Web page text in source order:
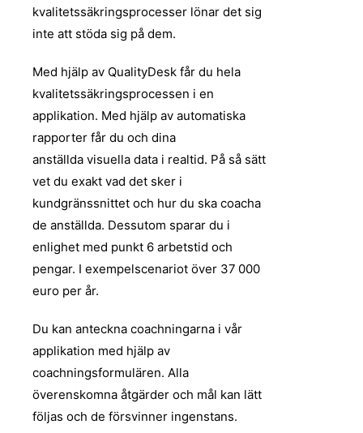
kvalitetssäkringsprocesser lönar det sig
inte att stöda sig på dem.
Med hjälp av QualityDesk får du hela
kvalitetssäkringsprocessen i en
applikation. Med hjälp av automatiska
rapporter får du och dina
anställda visuella data i realtid. På så sätt
vet du exakt vad det sker i
kundgränssnittet och hur du ska coacha
de anställda. Dessutom sparar du i
enlighet med punkt 6 arbetstid och
pengar. I exempelscenariot över 37 000
euro per år.
Du kan anteckna coachningarna i vår
applikation med hjälp av
coachningsformulären. Alla
överenskomna åtgärder och mål kan lätt
följas och de försvinner ingenstans.